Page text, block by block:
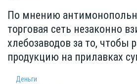
По мнению
торговая сеть незаконно
хлебозаводов за то, чтобы
продукцию на прилавках
Деньги